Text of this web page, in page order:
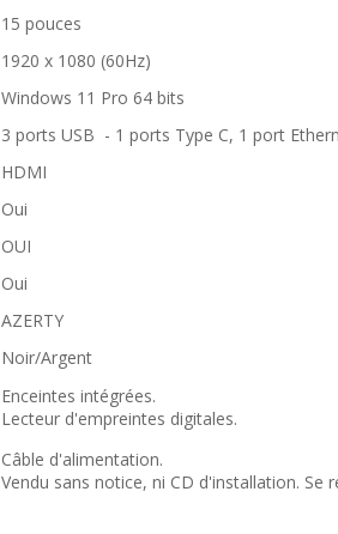
15 pouces
1920 x 1080 (60Hz)
Windows 11 Pro 64 bits
3 ports USB - 1 ports Type C, 1 port
HDMI
Oui
OUI
Oui
AZERTY
Noir/Argent
Enceintes intégrées.
Lecteur d'empreintes digitales.
Câble d'alimentation.
Vendu sans notice, ni CD d'installation. Se